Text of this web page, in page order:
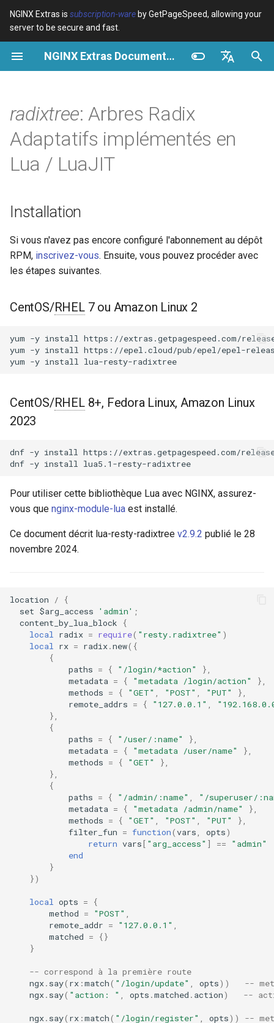
NGINX Extras is subscription-ware by GetPageSpeed, allowing your
server to be secure and fast.
NGINX Extras Documentation
Español
Português (Brasil)
I
n
s
a
t
o
d
a
e
r
device-type Variables
Examples
geoip2
Directives
Examples
pagespeed
abuse-guard
access-control
array-var
auth-pam
auth-totp
brotli
cache-purge
combined-upstreams
compression-normalize
compression-vary
cookie-flag
dav-ext
delay
CentOS/RHEL 7 ou Amazon
CentOS/RHEL 8+, Fedora
Linux, Amazon Linux 2023
Utilisation
Utilisation
Attributs
Correspondance de Chemin
Complet
Paramètres dans le Chemin
Développement
Cache
Performance
Sécurité
RHEL/CentOS
NGINX-MOD - NGINX
amélioré avec HTTP/3,
HPACK et vérifications de
Serveur Web Tengine -
Rocky Linux
Modules NGINX pour le
Paquets RPM
Modules NGINX cPanel EA4 -
Transformez ea-nginx en une
puissance de performance et
Support HTTP/3 QUIC de
NGINX - Paquets RPM pour
Serveur Web Angie - Installer
Linux et AlmaLinux
radixtree: Arbres Radix
Adaptatifs implémentés en
Lua / LuaJIT
Installation
Si vous n'avez pas encore configuré l'abonnement au dépôt
RPM, inscrivez-vous. Ensuite, vous pouvez procéder avec
les étapes suivantes.
CentOS/RHEL7 ou Amazon Linux 2
yum -y install
https://extras.getpagespeed.com/
yum -y install
https://epel.cloud/pub/epel/epel-
yum -y install
CentOS/RHEL8+, Fedora Linux, Amazon Linux
2023
dnf -y install
https://extras.getpagespeed.com/
dnf -y install
Pour utiliser cette bibliothèque Lua avec NGINX, assurez-
vous que nginx-module-lua est installé.
Ce document décrit lua-resty-radixtree v2.9.2 publié le 28
novembre 2024.
location /
{
set $arg_access 'admin' ;
content_by_lua_block
{
local
radix = require( "resty.radixtree" )
local
rx = radix.new({
{
paths = { "/login/*action"
},
metadata = { "metadata /login/action"
},
methods = { "GET" "POST" "PUT"
},
remote_addrs = { "127.0.0.1"
},
{
paths = { "/user/:name"
},
metadata = { "metadata /user/name"
},
methods = { "GET"
},
},
{
paths = { "/admin/:name"
"/superuser/
metadata = { "metadata /admin/name"
},
methods = { "GET" "POST" "PUT"
},
filter_fun = function(vars opts)
return vars[ "arg_access" ] ==
"admin"
end
}
})
local opts =
{
method = "POST"
remote_addr = "127.0.0.1"
matched =
{}
}
-- correspond à la première route
ngx. say( rx :match( "/login/update" opts))
--
ngx. say( "action: " opts .matched . action) --
ngx. say( rx :match( "/login/register" opts))
--